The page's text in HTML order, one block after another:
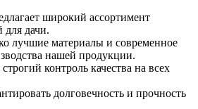
широкий ассортимент
для дачи.
лучшие материалы и современное
нашей продукции.
контроль качества на всех
долговечность и прочность